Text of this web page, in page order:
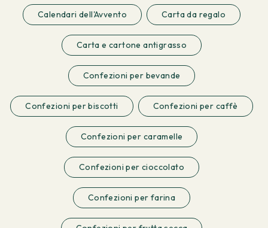
Calendari dell'Avvento Carta da regalo
Carta e cartone antigrasso
Confezioni per bevande
Confezioni per biscotti Confezioni per caffè
Confezioni per caramelle
Confezioni per cioccolato
Confezioni per farina